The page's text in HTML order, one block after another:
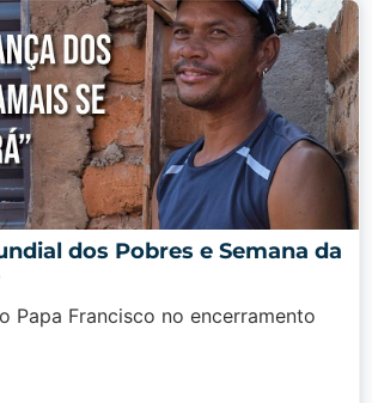
dos Pobres e Semana da
Papa Francisco no encerramento